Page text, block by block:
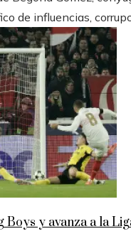
de influencias,
y avanza a la